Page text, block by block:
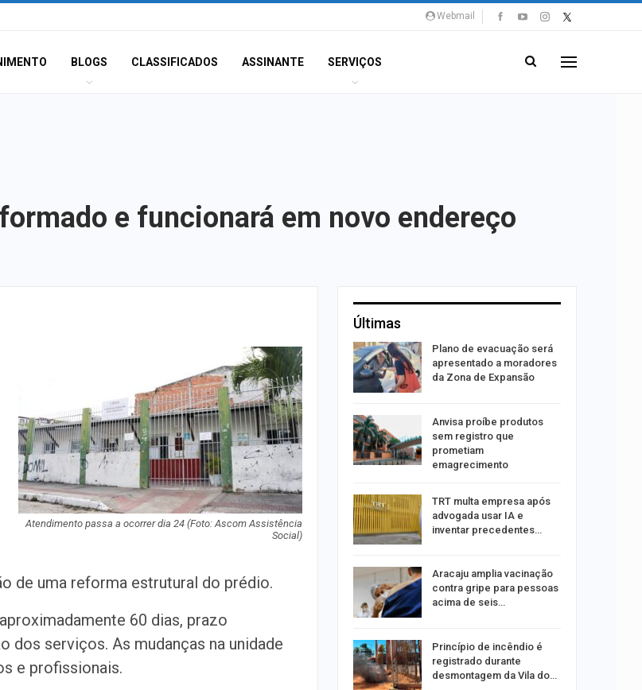
Webmail
BLOGS CLASSIFICADOS ASSINANTE SERVIÇOS
e funcionará em novo endereço
Atendimento passa a ocorrer dia 24 (Foto: Ascom Assistência
Social)
de uma reforma estrutural do prédio.
60 dias, prazo
serviços. As mudanças na unidade
e profissionais.
Últimas
Polícia Civil investiga
acidente que matou casal
na BR-235 em…
Câmara de Itabaianinha
abre concurso com
salários de até R$ 3 mil
Filarmônica de Itabaiana
realiza concerto em
homenagem ao Dia dos…
Aracaju a turnê
Dia dos Pais: cerca de 104
Plano de evacuação será
apresentado a moradores
da Zona de Expansão
Anvisa proíbe produtos
sem registro que
prometiam
emagrecimento
TRT multa empresa após
advogada usar IA e
inventar precedentes…
Aracaju amplia vacinação
contra gripe para pessoas
acima de seis…
Princípio de incêndio é
registrado durante
desmontagem da Vila do…